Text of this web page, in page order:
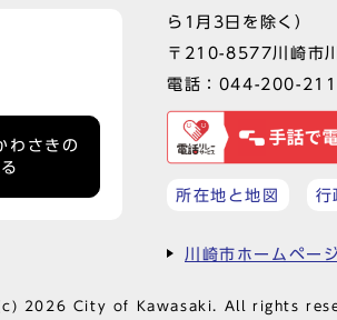
わさきの
ら1月3日を除く）
〒210-8577川崎市
電話： 044-200-
所在地と地図 行
川崎市ホームペー
2026 City of Kawasaki. All rights